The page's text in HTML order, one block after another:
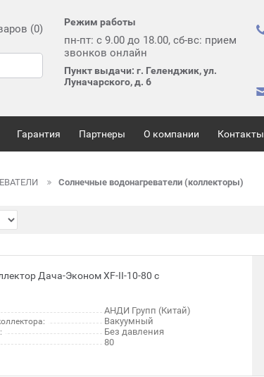
(0)
Режим работы
пн-пт: с 9.00 до 18.00, сб-вс: прием
звонков онлайн
Пункт выдачи: г. Геленджик, ул.
Луначарского, д. 6
Гарантия Партнеры О компании Контакты
Солнечные водонагреватели (коллекторы)
Дача-Эконом XF-II-10-80 с
АНДИ Групп (Китай)
Вакуумный
Без давления
80